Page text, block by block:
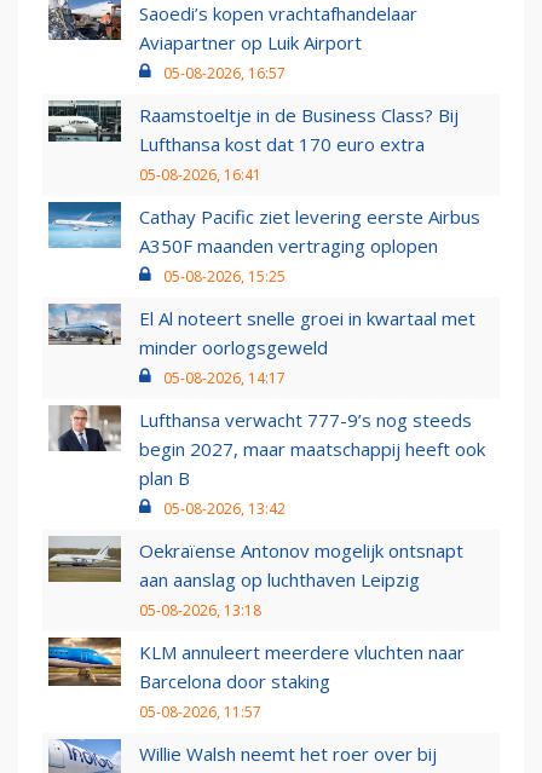
Saoedi’s kopen vrachtafhandelaar
Aviapartner op Luik Airport
05-08-2026, 16:57
Raamstoeltje in de Business Class? Bij
Lufthansa kost dat 170 euro extra
05-08-2026, 16:41
Cathay Pacific ziet levering eerste Airbus
A350F maanden vertraging oplopen
05-08-2026, 15:25
El Al noteert snelle groei in kwartaal met
minder oorlogsgeweld
05-08-2026, 14:17
Lufthansa verwacht 777-9’s nog steeds
begin 2027, maar maatschappij heeft ook
plan B
05-08-2026, 13:42
Oekraïense Antonov mogelijk ontsnapt
aan aanslag op luchthaven Leipzig
05-08-2026, 13:18
KLM annuleert meerdere vluchten naar
Barcelona door staking
05-08-2026, 11:57
Willie Walsh neemt het roer over bij